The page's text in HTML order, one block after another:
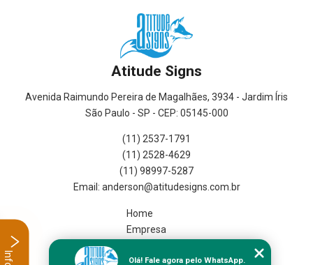
Atitude Signs
Avenida Raimundo Pereira de Magalhães, 3934 - Jardim Íris
São Paulo - SP - CEP: 05145-000
(11) 2537-1791
(11) 2528-4629
(11) 98997-5287
Home
Empresa
Serviços
Olá! Fale agora pelo WhatsApp.